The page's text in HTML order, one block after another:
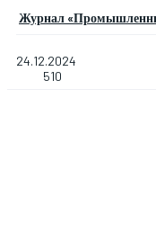
Журнал
24.12.2024
510